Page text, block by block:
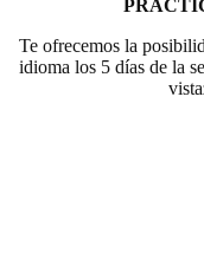
Te ofrecemos la
idioma los 5 días de la